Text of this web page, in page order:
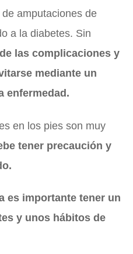
amputaciones de
a la diabetes. Sin
las complicaciones y
mediante un
enfermedad.
en los pies son muy
tener precaución y
es importante tener un
y unos hábitos de